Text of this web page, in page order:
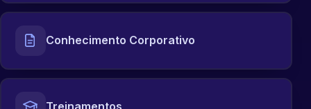
Conhecimento Corporativo
Treinamentos